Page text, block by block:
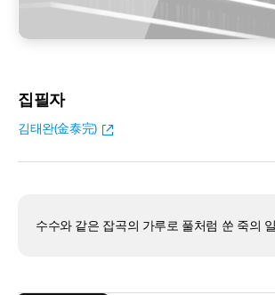
집필자
김태완(金泰完)
수수와 같은 잡곡의 가루로 풀처럼 쑨 죽의